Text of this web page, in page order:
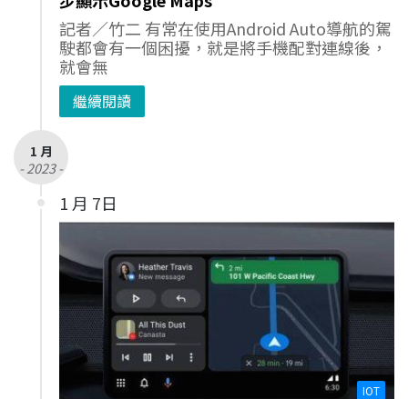
記者／竹二 有常在使用Android Auto導航的駕
駛都會有一個困擾，就是將手機配對連線後，
就會無
繼續閱讀
1 月
- 2023 -
1 月 7日
IOT